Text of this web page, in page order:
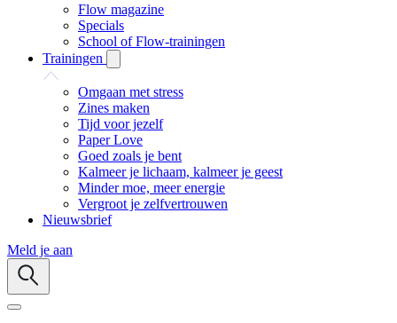
Flow magazine
Specials
School of Flow-trainingen
Trainingen
Omgaan met stress
Zines maken
Tijd voor jezelf
Paper Love
Goed zoals je bent
Kalmeer je lichaam, kalmeer je geest
Minder moe, meer energie
Vergroot je zelfvertrouwen
Nieuwsbrief
Meld je aan